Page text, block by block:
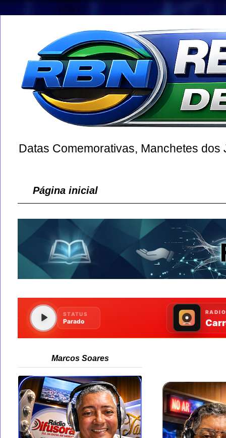
Datas Comemorativas, Manchetes
Página inicial
Marcos Soares